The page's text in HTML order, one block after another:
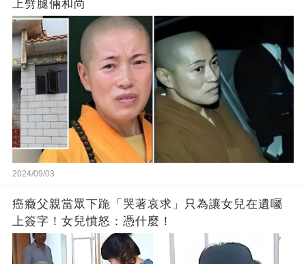
上劈腿倆和尚
2024/09/03
癌癥父親當眾下跪「哭著哀求」只為讓女兒在遺囑
上簽字！女兒憤怒：憑什麼！